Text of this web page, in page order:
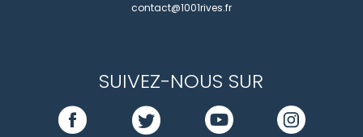
contact@1001rives.fr
SUIVEZ-NOUS SUR